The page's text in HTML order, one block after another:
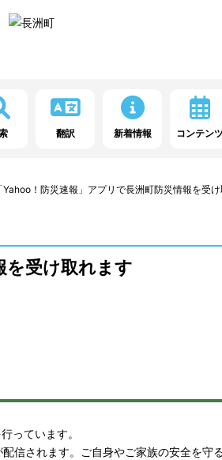
翻訳 新着情報 コンテン
「Yahoo！防災速報」アプリで長洲町防災情報を受
を受け取れます
っています。
信されます。ご自身やご家族の安全を守